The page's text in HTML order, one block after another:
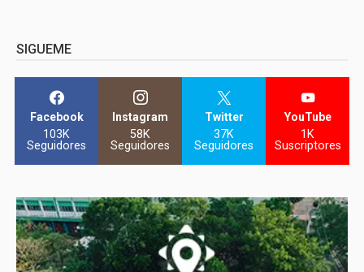
SIGUEME
Facebook
103K
Seguidores
Instagram
58K
Seguidores
Twitter
37K
Seguidores
YouTube
1K
Suscriptores